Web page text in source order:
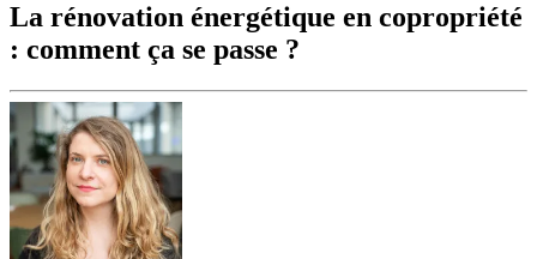
La rénovation énergétique en copropriété
: comment ça se passe ?